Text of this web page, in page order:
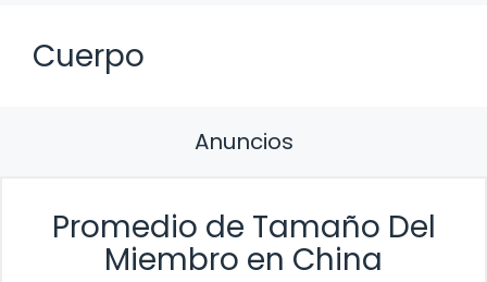
Cuerpo
Anuncios
Promedio de Tamaño Del
Miembro en China